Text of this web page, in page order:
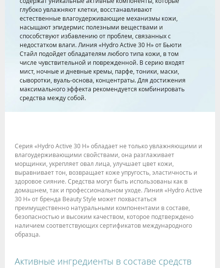
глубоко увлажняют клетки, восстанавливают
естественные влагоудерживающие механизмы кожи,
насыщают эпидермис полезными веществами и
способствуют избавлению от проблем, связанных с
недостатком влаги. Линия «Hydro Active 30 H» от Бьюти
Стайл подойдет обладателям любого типа кожи, в том
числе чувствительной и поврежденной. В серию входят
мист, ночные и дневные кремы, парфе, тоники, маски,
сыворотки, вуаль-основа, концентраты. Для достижения
максимального эффекта рекомендуется комбинировать
средства между собой.
Серия «Hydro Active 30 H» обладает не только увлажняющими и
влагоудерживающими свойствами, она разглаживает
морщинки, укрепляет овал лица, улучшает цвет кожи,
выравнивает тон, возвращает коже упругость, эластичность и
здоровое сияние. Средства могут быть использованы как в
домашнем, так и профессиональном уходе. Линия «Hydro Active
30 H» от бренда Beauty Style может похвастаться
преимущественно натуральными компонентами в составе,
безопасностью и высоким качеством, которое подтверждено
наличием соответствующих сертификатов международного
образца.
Активные ингредиенты в составе средств